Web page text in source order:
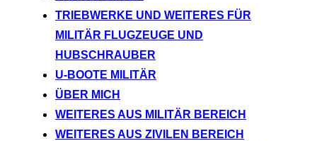
TRIEBWERKE UND WEITERES FÜR
MILITÄR FLUGZEUGE UND
HUBSCHRAUBER
U-BOOTE MILITÄR
ÜBER MICH
WEITERES AUS MILITÄR BEREICH
WEITERES AUS ZIVILEN BEREICH